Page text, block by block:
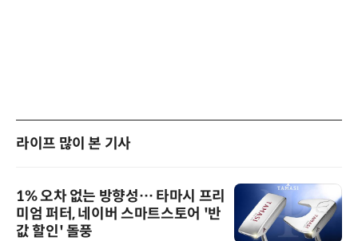
라이프 많이 본 기사
1% 오차 없는 방향성… 타마시 프리
미엄 퍼터, 네이버 스마트스토어 '반
값 할인' 돌풍